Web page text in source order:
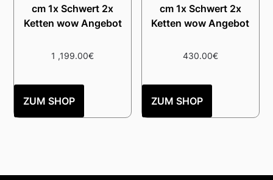
cm 1x Schwert 2x
Ketten wow Angebot
1 ,199.00€
ZUM SHOP
cm 1x Schwert 2x
Ketten wow Angebot
430.00€
ZUM SHOP